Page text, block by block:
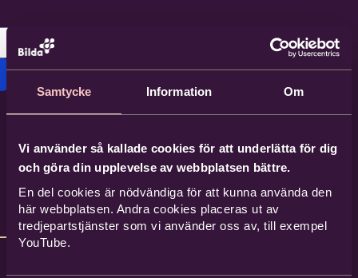
Samtycke Information Om
Vi använder så kallade cookies för att underlätta för dig
och göra din upplevelse av webbplatsen bättre.
En del cookies är nödvändiga för att kunna använda den
här webbplatsen. Andra cookies placeras ut av
tredjepartstjänster som vi använder oss av, till exempel
YouTube.